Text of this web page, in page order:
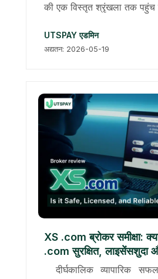
की एक विस्तृत श्रृंखला तक पहुंच
UTSPAY एडमिन
अद्यतन: 2026-05-19
XS .com ब्रोकर समीक्षा:
.com सुरक्षित, लाइसेंसशुदा
दीर्घकालिक व्यापारिक